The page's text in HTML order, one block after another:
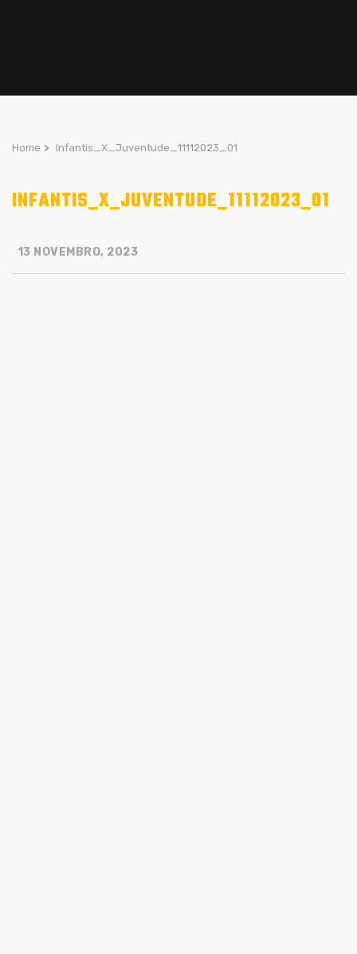
Home > Infantis_X_Juventude_11112023_01
INFANTIS_X_JUVENTUDE_11112023_01
13 NOVEMBRO, 2023